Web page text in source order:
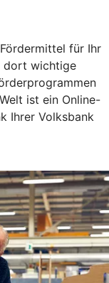
für Ihr
dort wichtige
ist ein Online-
Ihrer Volksbank